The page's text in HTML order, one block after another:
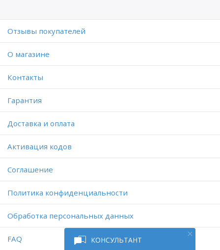
КОНСУЛЬТАНТ
Отзывы покупателей
O магазине
Контакты
Гарантия
Доставка и оплата
Активация кодов
Соглашение
Политика конфиденциальности
Обработка персональных данных
FAQ